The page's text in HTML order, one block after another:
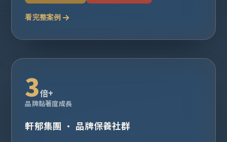
看完整案例
3倍+
品牌黏著度成長
軒郁集團 · 品牌保養社群